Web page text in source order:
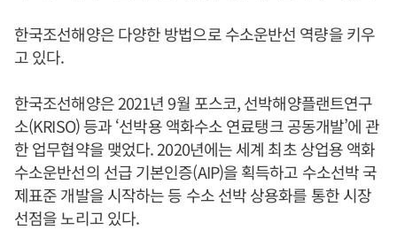
한국조선해양은 다양한 방법으로 수소운반선 역량을 키우
고 있다.
한국조선해양은 2021년 9월 포스코, 선박해양플랜트연구
소(KRISO) 등과 ‘선박용 액화수소 연료탱크 공동개발’에 관
한 업무협약을 맺었다. 2020년에는 세계 최초 상업용 액화
수소운반선의 선급 기본인증(AIP)을 획득하고 수소선박 국
제표준 개발을 시작하는 등 수소 선박 상용화를 통한 시장
선점을 노리고 있다.